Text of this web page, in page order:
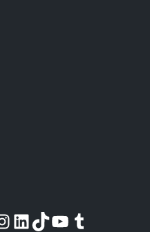
página de Facebook
nuestra cuenta de Instagram
Visita nuestra cuenta de LinkedIn
Visita nuestra cuenta de TikTok
Visita nuestro canal de YouTube
Visita nuestra cuenta de Tumblr